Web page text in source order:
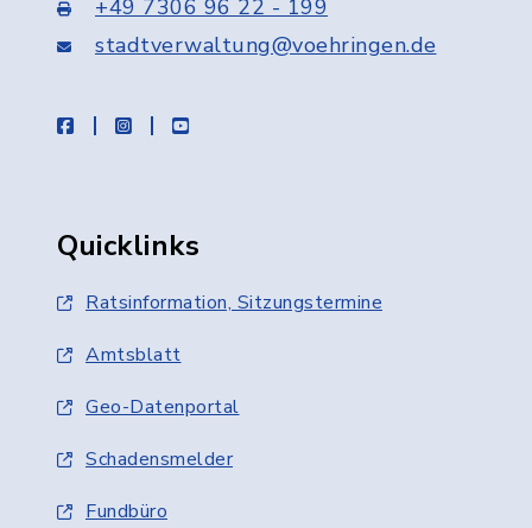
+49 7306 96 22 - 199
stadtverwaltung@voehringen.de
facebookinstagramyoutube
Quicklinks
Ratsinformation, Sitzungstermine
Amtsblatt
Geo-Datenportal
Schadensmelder
Fundbüro